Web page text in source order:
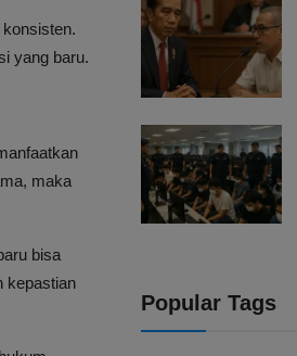
yang baru.
maka
bisa
kepastian
Popular Tags